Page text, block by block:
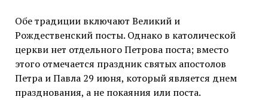
Обе традиции включают Великий и
Рождественский посты. Однако в католической
церкви нет отдельного Петрова поста; вместо
этого отмечается праздник святых апостолов
Петра и Павла 29 июня, который является днем
празднования, а не покаяния или поста.